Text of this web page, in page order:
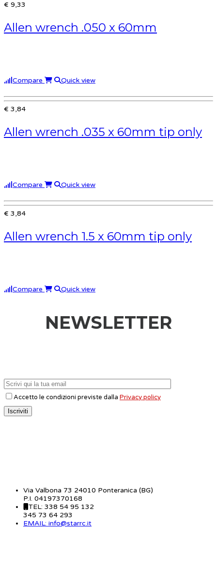
€ 9,33
Allen wrench .050 x 60mm
Compare Quick view
€ 3,84
Allen wrench .035 x 60mm tip only
Compare Quick view
€ 3,84
Allen wrench 1.5 x 60mm tip only
Compare Quick view
NEWSLETTER
Accetto le condizioni previste dalla Privacy policy
Via Valbona 73 24010 Ponteranica (BG)
P.I. 04197370168
TEL: 338 54 95 132
345 73 64 293
EMAIL: info@starrc.it